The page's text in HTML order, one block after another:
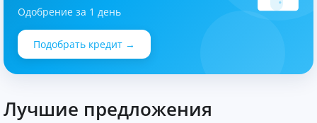
Одобрение за 1 день
Подобрать кредит →
Лучшие предложения